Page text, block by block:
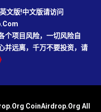
文版!中文版请访问
个项目风险，一切风险自
并远离，千万不要投资，请
CoinAirdrop.Org All